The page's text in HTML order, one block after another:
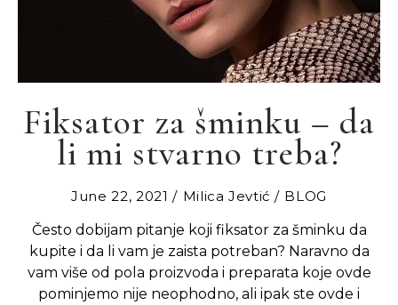
Fiksator za šminku – da
li mi stvarno treba?
June 22, 2021 Milica Jevtić
BLOG
Često dobijam pitanje koji fiksator za šminku da
kupite i da li vam je zaista potreban? Naravno da
vam više od pola proizvoda i preparata koje ovde
pominjemo nije neophodno, ali ipak ste ovde i